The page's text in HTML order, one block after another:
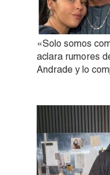
«Solo somos
aclara rumores
Andrade y lo